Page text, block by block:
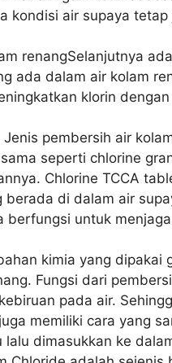
kondisi air supaya
renangSelanjutnya
ada dalam air kolam
klorin
pembersih air
seperti chlorine
Chlorine TCCA
di dalam air
untuk
kimia yang dipakai
Fungsi dari
pada air.
memiliki cara yang
dimasukkan ke